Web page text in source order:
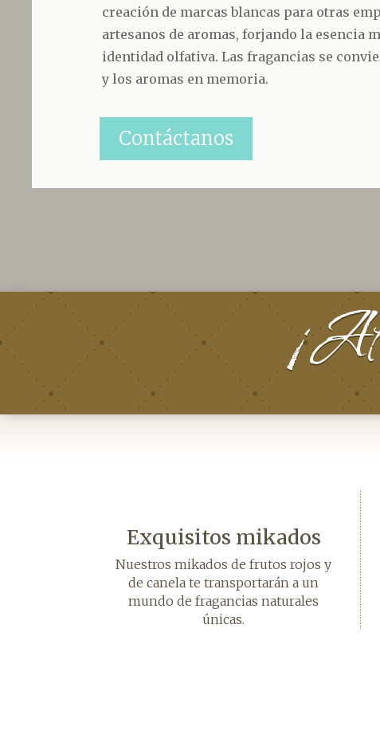
creación de marcas blancas para otras
artesanos de aromas, forjando la esencia
identidad olfativa. Las fragancias se
y los aromas en memoria.
Contáctanos
Exquisitos mikados
Nuestros mikados de frutos rojos y
de canela te transportarán a un
mundo de fragancias naturales
únicas.